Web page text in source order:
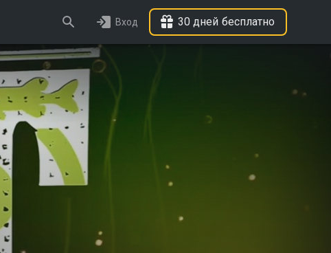
Вход 30 дней бесплатно